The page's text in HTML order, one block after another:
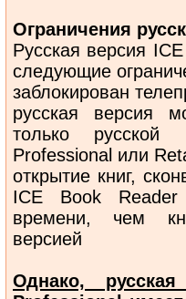
Ограничения
Русская версия
следующие
заблокирован
русская версия
только
Professional или
открытие книг,
ICE Book Reader
времени, чем
версией
Однако,